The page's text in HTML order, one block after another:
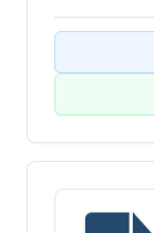
複雑なプロジ